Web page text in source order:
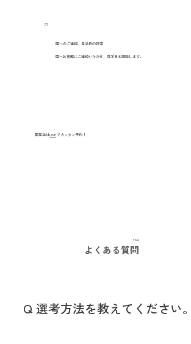
01
園へのご連絡、見学日の設定
園へお気軽にご連絡いただき、見学日を調整します。
園見学はLINEでカンタン予約！
FAQ
よくある質問
Q 選考方法を教えてください。